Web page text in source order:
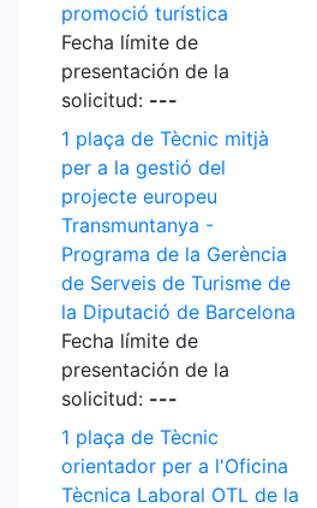
promoció turística
Fecha límite de
presentación de la
solicitud: ---
1 plaça de Tècnic mitjà
per a la gestió del
projecte europeu
Transmuntanya -
Programa de la Gerència
de Serveis de Turisme de
la Diputació de Barcelona
Fecha límite de
presentación de la
solicitud: ---
1 plaça de Tècnic
orientador per a l'Oficina
Tècnica Laboral OTL de la